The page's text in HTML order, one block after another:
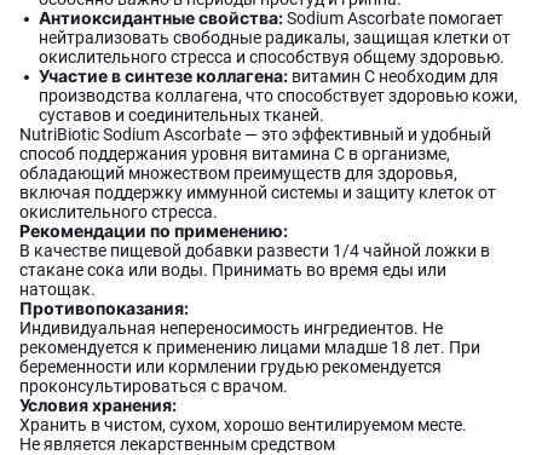
Антиоксидантные свойства:Sodium Ascorbate помогает
нейтрализовать свободные радикалы, защищая клетки от
окислительного стресса и способствуя общему здоровью.
Участие в синтезе коллагена: витамин C необходим для
производства коллагена, что способствует здоровью кожи,
суставов и соединительных тканей.
NutriBiotic Sodium Ascorbate — это эффективный и удобный
способ поддержания уровня витамина C в организме,
обладающий множеством преимуществ для здоровья,
включая поддержку иммунной системы и защиту клеток от
окислительного стресса.
Рекомендации по применению:
В качестве пищевой добавки развести 1/4 чайной ложки в
стакане сока или воды. Принимать во время еды или
натощак.
Противопоказания:
Индивидуальная непереносимость ингредиентов. Не
рекомендуется к применению лицами младше 18 лет. При
беременности или кормлении грудью рекомендуется
проконсультироваться с врачом.
Условия хранения:
Хранить в чистом, сухом, хорошо вентилируемом месте.
Не является лекарственным средством